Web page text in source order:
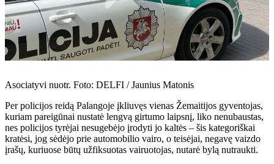
Asociatyvi nuotr. Foto: DELFI / Jaunius Matonis
Per policijos reidą Palangoje įkliuvęs vienas Žemaitijos gyventojas,
kuriam pareigūnai nustatė lengvą girtumo laipsnį, liko nenubaustas,
nes policijos tyrėjai nesugebėjo įrodyti jo kaltės – šis kategoriškai
kratėsi, jog sėdėjo prie automobilio vairo, o teisėjai, negavę vaizdo
įrašų, kuriuose būtų užfiksuotas vairuotojas, nutarė bylą nutraukti.